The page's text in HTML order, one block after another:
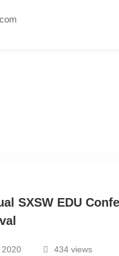
SXSW EDU
2020 434 views